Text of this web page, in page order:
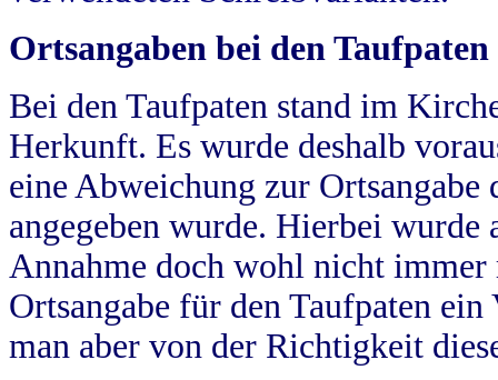
Ortsangaben bei den Taufpaten
Bei den Taufpaten stand im
Herkunft. Es wurde deshalb
eine Abweichung zur
angegeben wurde. Hierbei wurde
Annahme doch wohl nicht
Ortsangabe für den Taufpaten
man aber von der Richtigkeit